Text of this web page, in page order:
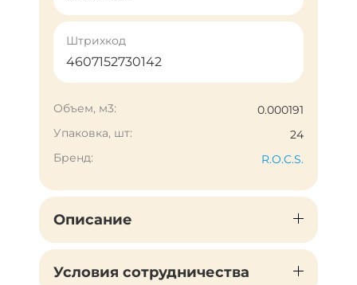
Штрихкод
4607152730142
Объем, м3:
0.000191
Упаковка, шт:
24
Бренд:
R.O.C.S.
Описание
Условия сотрудничества